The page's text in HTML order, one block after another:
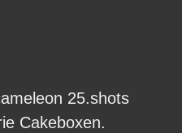
25.shots
Cakeboxen.